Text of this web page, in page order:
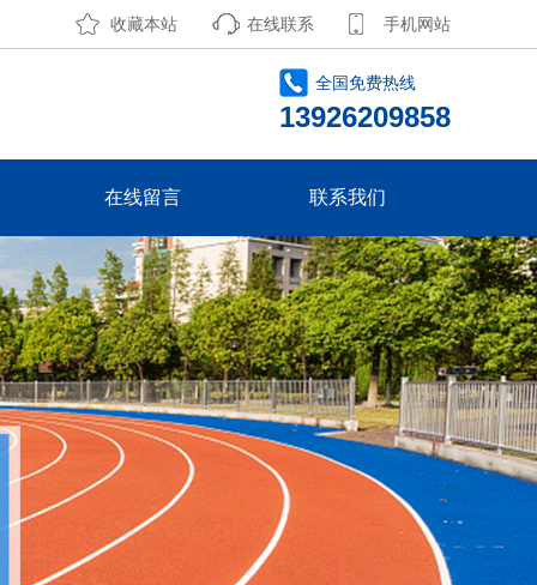
收藏本站 在线联系 手机网站
全国免费热线
13926209858
在线留言 联系我们